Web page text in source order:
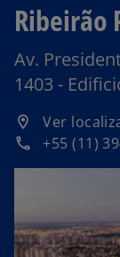
Ribeirão
Av.
1403 -
location_on Ver
a
b
r
m
u
phone +55 (11)